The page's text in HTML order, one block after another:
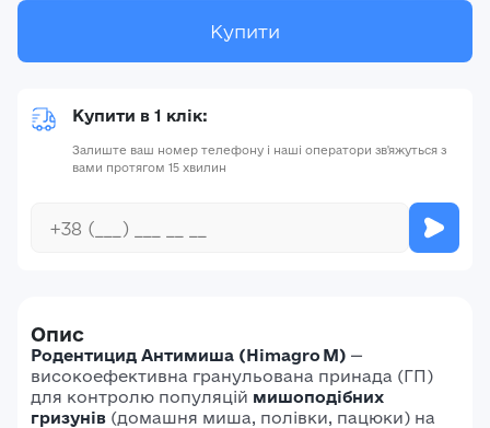
Купити
Купити в 1 клік:
Залиште ваш номер телефону і наші оператори зв'яжуться з
вами протягом 15 хвилин
Опис
Родентицид Антимиша (Himagro M) —
високоефективна гранульована принада (ГП)
для контролю популяцій мишоподібних
гризунів (домашня миша, полівки, пацюки) на